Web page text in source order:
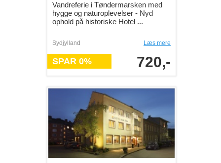
Vandreferie i Tøndermarsken med
hygge og naturoplevelser - Nyd
ophold på historiske Hotel ...
Sydjylland Læs mere
SPAR 0% 720,-